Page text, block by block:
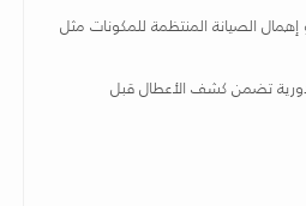
الصيانة المنتظمة للمكونات مثل
دورية تضمن كشف الأعطال قبل